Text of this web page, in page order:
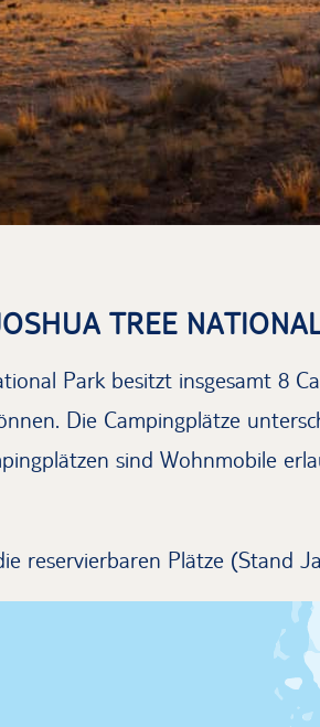
TREE
Park besitzt insgesamt 8
Die Campingplätze
sind Wohnmobile
reservierbaren Plätze (Stand